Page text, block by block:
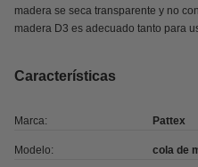
madera se seca transparente y no
madera D3 es adecuado tanto para
Características
Marca: Pattex
Modelo: cola de